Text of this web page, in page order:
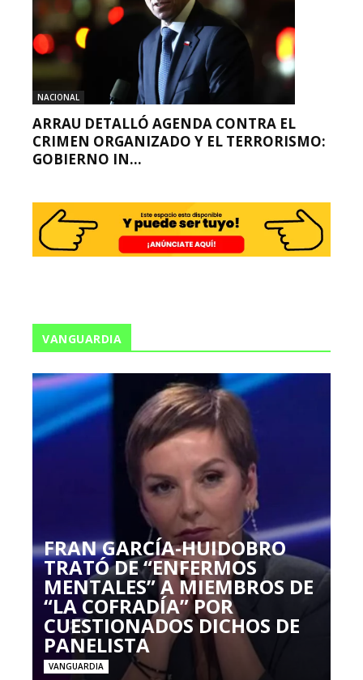
NACIONAL
ARRAU DETALLÓ AGENDA CONTRA EL
CRIMEN ORGANIZADO Y EL TERRORISMO:
GOBIERNO IN...
VANGUARDIA
FRAN GARCÍA-HUIDOBRO
TRATÓ DE “ENFERMOS
MENTALES” A MIEMBROS DE
“LA COFRADÍA” POR
CUESTIONADOS DICHOS DE
PANELISTA
VANGUARDIA